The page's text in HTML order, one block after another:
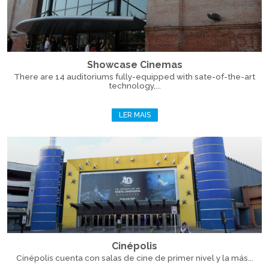
Showcase Cinemas
There are 14 auditoriums fully-equipped with sate-of-the-art
technology,...
LER MAIS
Cinépolis
Cinépolis cuenta con salas de cine de primer nivel y la más...